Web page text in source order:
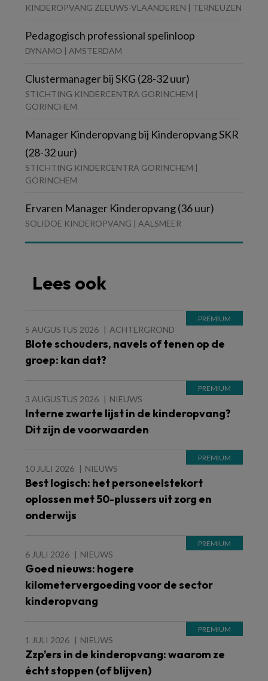
KINDEROPVANG ZEEUWS-VLAANDEREN | TERNEUZEN
Pedagogisch professional spelinloop
DYNAMO | AMSTERDAM
Clustermanager bij SKG (28-32 uur)
STICHTING KINDERCENTRA GORINCHEM |
GORINCHEM
Manager Kinderopvang bij Kinderopvang SKR
(28-32 uur)
STICHTING KINDERCENTRA GORINCHEM |
GORINCHEM
Ervaren Manager Kinderopvang (36 uur)
SOLIDOE KINDEROPVANG | AALSMEER
Lees ook
5 AUGUSTUS 2026 ACHTERGROND
Blote schouders, navels of tenen op de
groep: kan dat?
3 AUGUSTUS 2026 NIEUWS
Interne zwarte lijst in de kinderopvang?
Dit zijn de voorwaarden
10 JULI 2026 NIEUWS
Best logisch: het personeelstekort
oplossen met 50-plussers uit zorg en
onderwijs
6 JULI 2026 NIEUWS
Goed nieuws: hogere
kilometervergoeding voor de sector
kinderopvang
1 JULI 2026 NIEUWS
Zzp’ers in de kinderopvang: waarom ze
écht stoppen (of blijven)